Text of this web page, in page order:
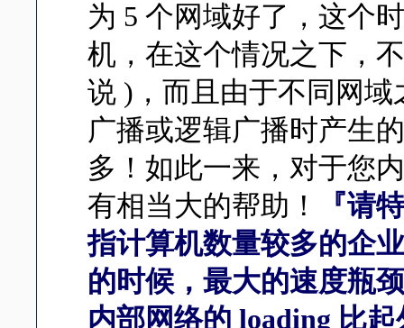
为 5 个网域好了，这个
机，在这个情况之下，
说 )，而且由于不同网
广播或逻辑广播时产生
多！如此一来，对于您
有相当大的帮助！
『请
指计算机数量较多的企
的时候，最大的速度瓶
内部网络的 loading 比